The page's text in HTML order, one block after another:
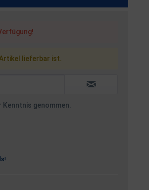
lieferbar ist.
Kenntnis genommen.